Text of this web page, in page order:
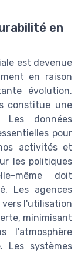
en
est devenue
en raison
évolution.
constitue une
données
pour
activités et
les politiques
même doit
Les agences
l'utilisation
minimisant
l'atmosphère
Les systèmes